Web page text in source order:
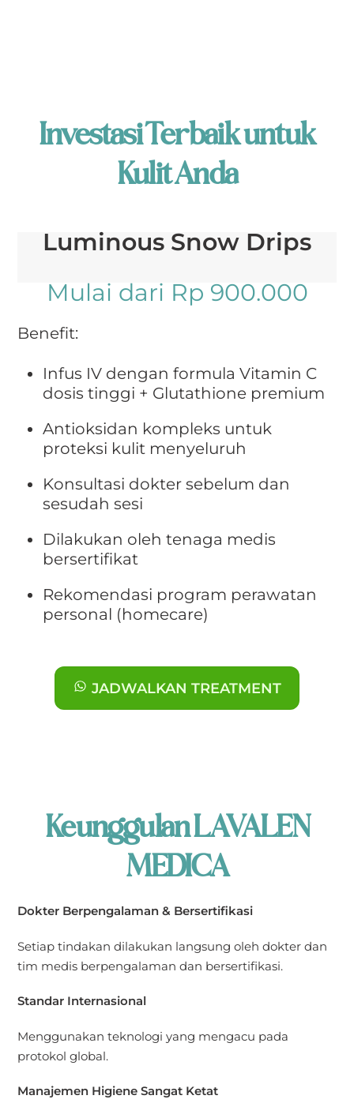
Investasi Terbaik untuk
Kulit Anda
Luminous Snow Drips
Mulai dari Rp 900.000
Benefit:
Infus IV dengan formula Vitamin C
dosis tinggi + Glutathione premium
Antioksidan kompleks untuk
proteksi kulit menyeluruh
Konsultasi dokter sebelum dan
sesudah sesi
Dilakukan oleh tenaga medis
bersertifikat
Rekomendasi program perawatan
personal (homecare)
JADWALKAN TREATMENT
Keunggulan LAVALEN
MEDICA
Dokter Berpengalaman & Bersertifikasi
Setiap tindakan dilakukan langsung oleh dokter dan
tim medis berpengalaman dan bersertifikasi.
Standar Internasional
Menggunakan teknologi yang mengacu pada
protokol global.
Manajemen Higiene Sangat Ketat